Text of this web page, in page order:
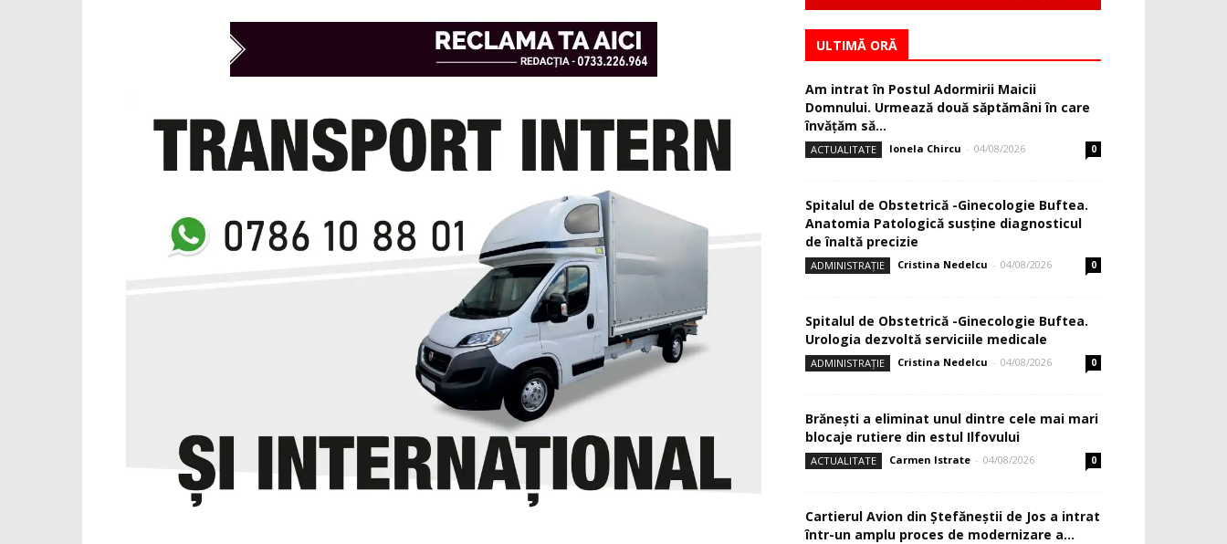
ULTIMĂ ORĂ
Am intrat în Postul Adormirii Maicii
Domnului. Urmează două săptămâni în care
învăţăm să...
ACTUALITATE Ionela Chircu - 04/08/2026 0
Spitalul de Obstetrică -Ginecologie Buftea.
Anatomia Patologică susţine diagnosticul
de înaltă precizie
ADMINISTRAȚIE Cristina Nedelcu - 04/08/2026 0
Spitalul de Obstetrică -Ginecologie Buftea.
Urologia dezvoltă serviciile medicale
ADMINISTRAȚIE Cristina Nedelcu - 04/08/2026 0
Brănești a eliminat unul dintre cele mai mari
blocaje rutiere din estul Ilfovului
ACTUALITATE Carmen Istrate - 04/08/2026 0
Cartierul Avion din Ştefăneştii de Jos a intrat
într-un amplu proces de modernizare a...